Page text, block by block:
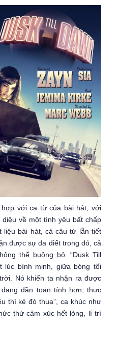
với ca từ của bài hát, với
về một tình yêu bất chấp
liệu bài hát, cả câu từ lẫn tiết
được sự da diết trong đó, cả
thể buông bỏ. “Dusk Till
lúc bình minh, giữa bóng tối
Nó khiến ta nhận ra được
dần toan tính hơn, thực
thì kẻ đó thua”, ca khúc như
thứ cảm xúc hết lòng, lí trí